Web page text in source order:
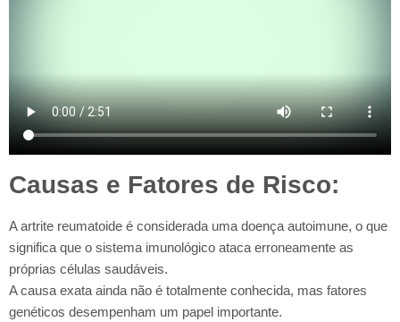
Causas e Fatores de Risco:
A artrite reumatoide é considerada uma doença autoimune, o que
significa que o sistema imunológico ataca erroneamente as
próprias células saudáveis.
A causa exata ainda não é totalmente conhecida, mas fatores
genéticos desempenham um papel importante.